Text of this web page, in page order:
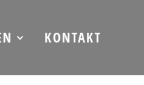
KONTAKT